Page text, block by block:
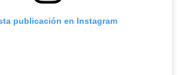
publicación en Instagram